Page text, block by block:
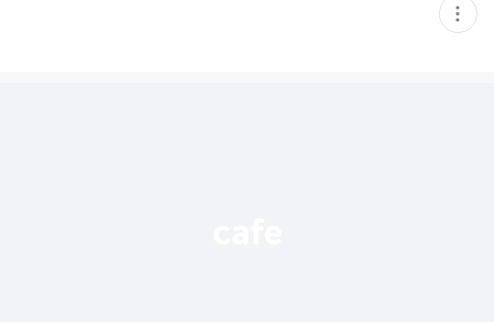
현
재